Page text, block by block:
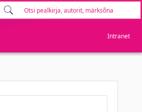
Intranet